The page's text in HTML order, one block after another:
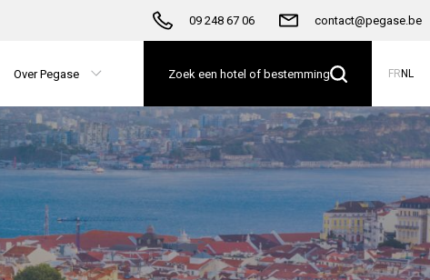
09 248 67 06 contact@pegase.be
Over Pegase Zoek een hotel of bestemming FR NL